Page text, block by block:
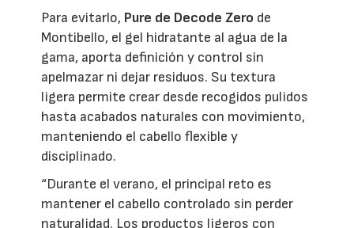
Para evitarlo, Pure de Decode Zero de
Montibello, el gel hidratante al agua de la
gama, aporta definición y control sin
apelmazar ni dejar residuos. Su textura
ligera permite crear desde recogidos pulidos
hasta acabados naturales con movimiento,
manteniendo el cabello flexible y
disciplinado.
“Durante el verano, el principal reto es
mantener el cabello controlado sin perder
naturalidad. Los productos ligeros con